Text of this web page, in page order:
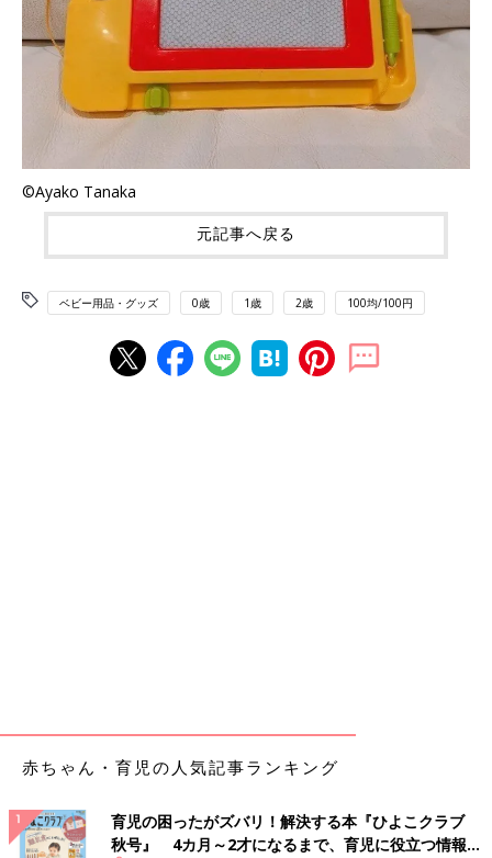
©Ayako Tanaka
元記事へ戻る
ベビー用品・グッズ 0歳 1歳 2歳 100均/100円
赤ちゃん・育児の人気記事ランキング
育児の困ったがズバリ！解決する本『ひよこクラブ
秋号』 4カ月～2才になるまで、育児に役立つ情報が